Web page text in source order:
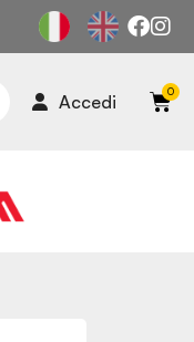
Accedi